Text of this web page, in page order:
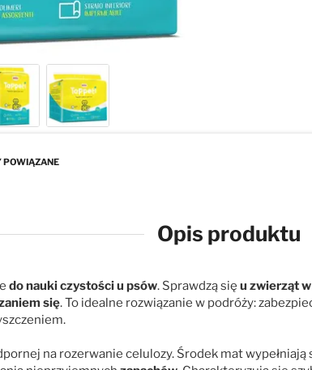
POWIĄZANE
Opis produktu
do nauki czystości u psów. Sprawdzą się u zwierząt
się. To idealne rozwiązanie w podróży:
na rozerwanie celulozy. Środek mat wypełniają